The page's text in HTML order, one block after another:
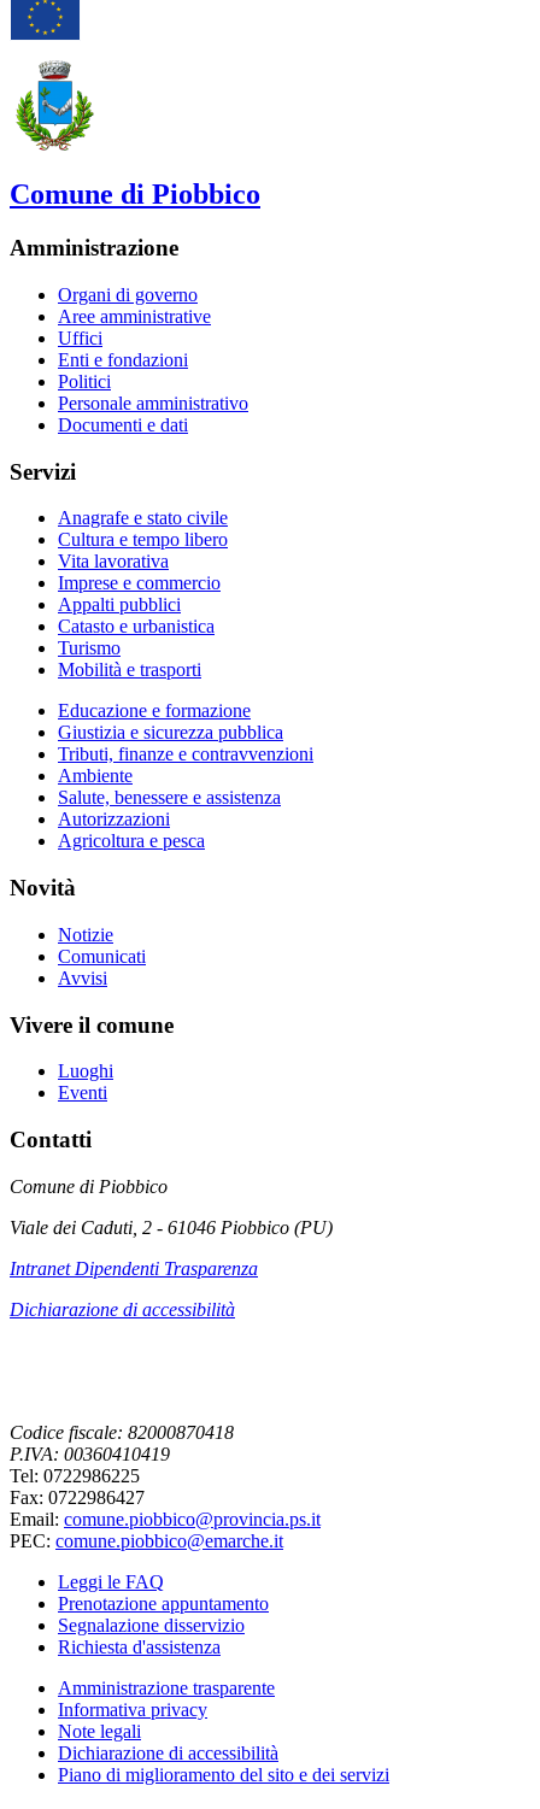
Comune di Piobbico
Amministrazione
Organi di governo
Aree amministrative
Uffici
Enti e fondazioni
Politici
Personale amministrativo
Documenti e dati
Servizi
Anagrafe e stato civile
Cultura e tempo libero
Vita lavorativa
Imprese e commercio
Appalti pubblici
Catasto e urbanistica
Turismo
Mobilità e trasporti
Educazione e formazione
Giustizia e sicurezza pubblica
Tributi, finanze e contravvenzioni
Ambiente
Salute, benessere e assistenza
Autorizzazioni
Agricoltura e pesca
Novità
Notizie
Comunicati
Avvisi
Vivere il comune
Luoghi
Eventi
Contatti
Comune di Piobbico
Viale dei Caduti, 2 - 61046 Piobbico (PU)
Intranet Dipendenti Trasparenza
Dichiarazione di accessibilità
Codice fiscale: 82000870418
P.IVA: 00360410419
Tel: 0722986225
Fax: 0722986427
Email: comune.piobbico@provincia.ps.it
PEC: comune.piobbico@emarche.it
Leggi le FAQ
Prenotazione appuntamento
Segnalazione disservizio
Richiesta d'assistenza
Amministrazione trasparente
Informativa privacy
Note legali
Dichiarazione di accessibilità
Piano di miglioramento del sito e dei servizi